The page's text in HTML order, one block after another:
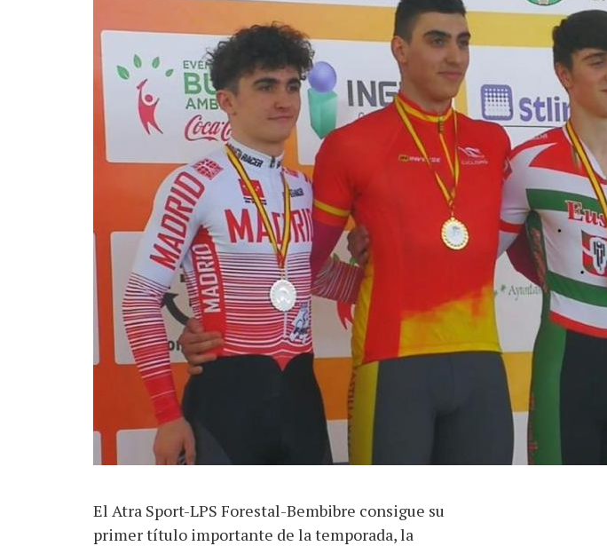
El Atra Sport-LPS Forestal-Bembibre consigue su
primer título importante de la temporada, la